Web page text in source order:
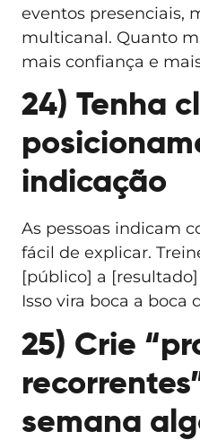
eventos presenciais,
multicanal. Quanto
mais confiança e
24) Tenha
indicação
As pessoas indicam
fácil de explicar.
[público] a
Isso vira boca a boca
25) Crie
semana